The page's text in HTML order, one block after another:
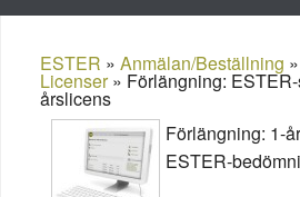
ESTER » Anmälan/Beställning »
Licenser» Förlängning:
årslicens
Förlängning: 1-
ESTER-